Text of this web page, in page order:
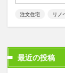
注文住宅 リノ
最近の投稿